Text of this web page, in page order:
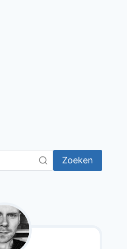
Zoeken